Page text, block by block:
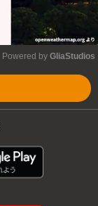
Powered by GliaStudios